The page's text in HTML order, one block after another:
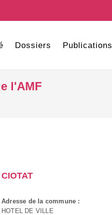
Dossiers Publications
l'AMF
CIOTAT
Adresse de la commune :
HOTEL DE VILLE